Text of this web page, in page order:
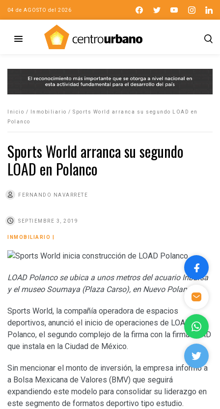
04 de AGOSTO del 2026
Inicio / Inmobiliario / Sports World arranca su segundo LOAD en
Polanco
Sports World arranca su segundo
LOAD en Polanco
FERNANDO NAVARRETE
SEPTIEMBRE 3, 2019
INMOBILIARIO
LOAD Polanco se ubica a unos metros del acuario Inbursa
y el museo Soumaya (Plaza Carso), en Nuevo Polanco
Sports World, la compañía operadora de espacios
deportivos, anunció el inicio de operaciones de LOAD
Polanco, el segundo complejo de la firma con la firma LOAD
que instala en la Ciudad de México.
Sin mencionar el monto de inversión, la empresa informó a
a Bolsa Mexicana de Valores (BMV) que seguirá
expandiendo este modelo para consolidar su liderazgo en
este segmento de formatos deportivo tipo estudio.